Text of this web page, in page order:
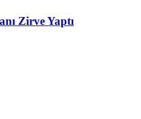
Zirve Yaptı